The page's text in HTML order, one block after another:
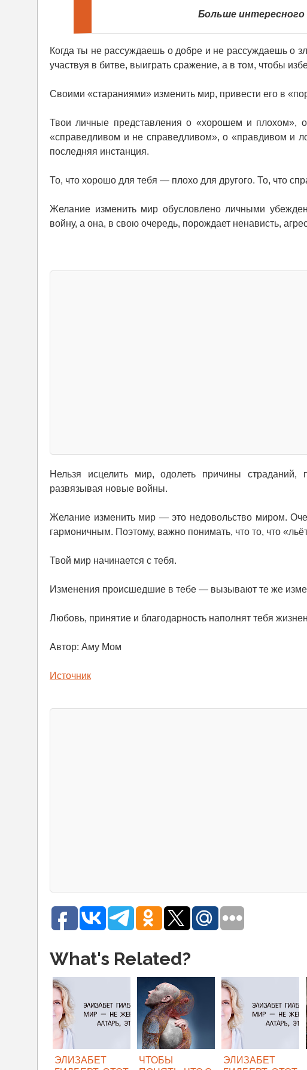
Больше интересного
Когда ты не рассуждаешь о добре и не рассуждаешь о
участвуя в битве, выиграть сражение, а в том, чтобы
Своими «стараниями» изменить мир, привести его в
Твои личные представления о «хорошем и
«справедливом и не справедливом», о «правдивом
последняя инстанция.
То, что хорошо для тебя — плохо для другого. То, что
Желание изменить мир обусловлено личными
войну, а она, в свою очередь, порождает ненависть,
Нельзя исцелить мир, одолеть причины страданий,
развязывая новые войны.
Желание изменить мир — это недовольство миром.
гармоничным. Поэтому, важно понимать, что то, что
Твой мир начинается с тебя.
Изменения происшедшие в тебе — вызывают те же
Любовь, принятие и благодарность наполнят тебя
Автор: Аму Мом
Источник
What's Related?
ЭЛИЗАБЕТ
ЧТОБЫ
ЭЛИЗАБЕТ